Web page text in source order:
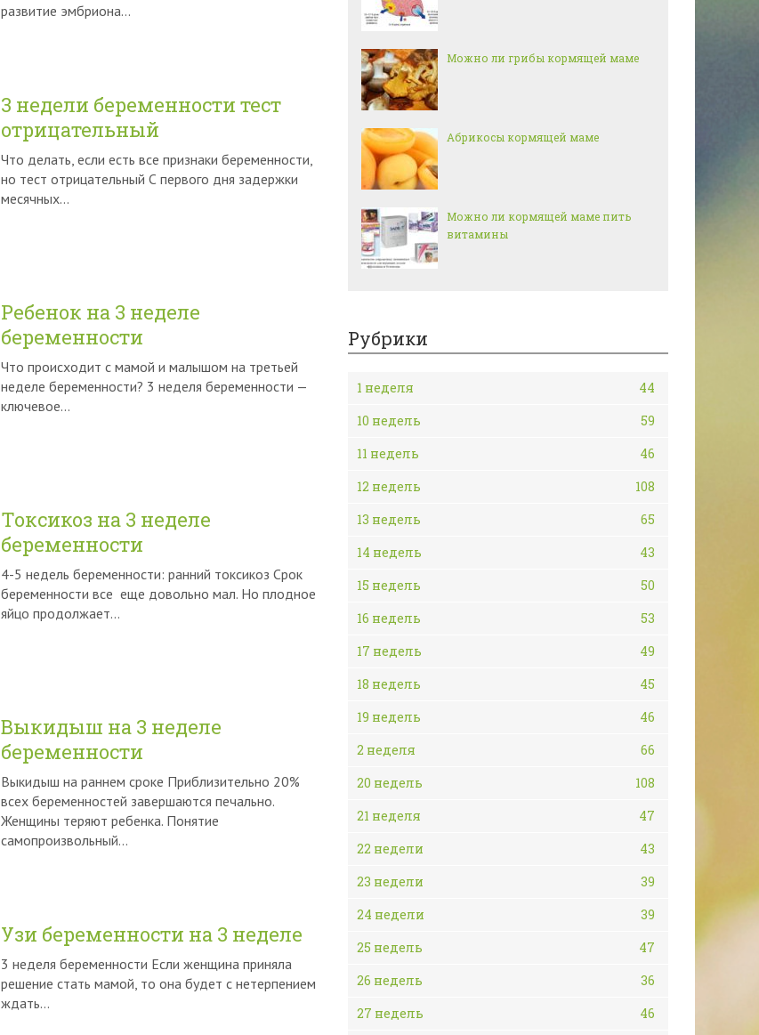
развитие эмбриона…
3 недели беременности тест
отрицательный
Что делать, если есть все признаки беременности,
но тест отрицательный С первого дня задержки
месячных…
Ребенок на 3 неделе
беременности
Что происходит с мамой и малышом на третьей
неделе беременности? 3 неделя беременности —
ключевое…
Токсикоз на 3 неделе
беременности
4-5 недель беременности: ранний токсикоз Срок
беременности все еще довольно мал. Но плодное
яйцо продолжает…
Выкидыш на 3 неделе
беременности
Выкидыш на раннем сроке Приблизительно 20%
всех беременностей завершаются печально.
Женщины теряют ребенка. Понятие
самопроизвольный…
Узи беременности на 3 неделе
3 неделя беременности Если женщина приняла
решение стать мамой, то она будет с нетерпением
ждать…
Можно ли грибы кормящей маме
Абрикосы кормящей маме
Можно ли кормящей маме пить
витамины
Рубрики
1 неделя
44
10 недель
59
11 недель
46
12 недель
108
13 недель
65
14 недель
43
15 недель
50
16 недель
53
17 недель
49
18 недель
45
19 недель
46
2 неделя
66
20 недель
108
21 неделя
47
22 недели
43
23 недели
39
24 недели
39
25 недель
47
26 недель
36
27 недель
46